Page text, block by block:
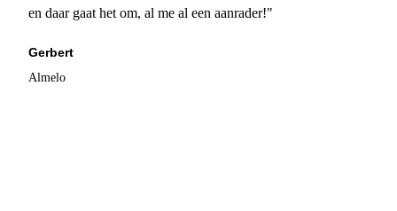
en daar gaat het om, al me al een aanrader!"
Gerbert
Almelo